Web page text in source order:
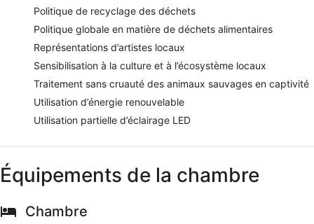
Politique de recyclage des déchets
Politique globale en matière de déchets alimentaires
Représentations d’artistes locaux
Sensibilisation à la culture et à l’écosystème locaux
Traitement sans cruauté des animaux sauvages en captivité
Utilisation d’énergie renouvelable
Utilisation partielle d’éclairage LED
Équipements de la chambre
Chambre